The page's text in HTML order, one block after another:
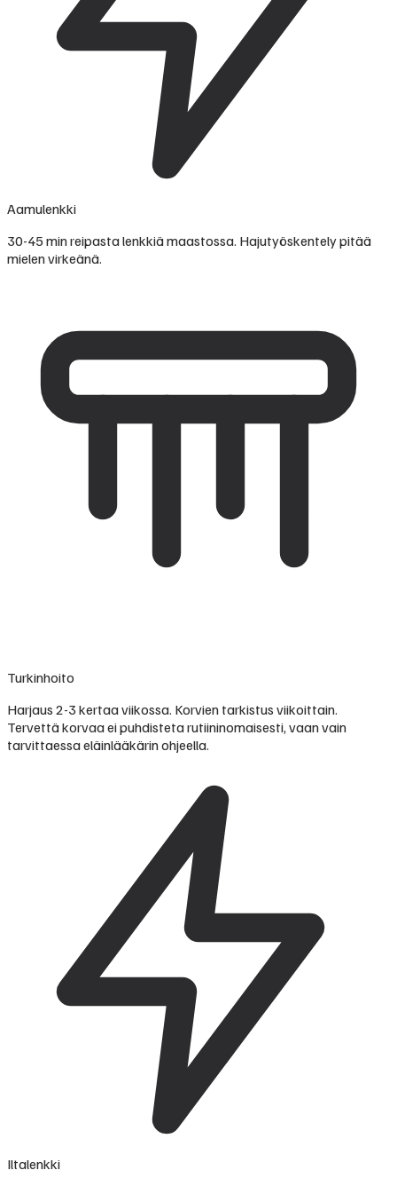
Aamulenkki
30-45 min reipasta lenkkiä maastossa. Hajutyöskentely pitää
mielen virkeänä.
Turkinhoito
Harjaus 2-3 kertaa viikossa. Korvien tarkistus viikoittain.
Tervettä korvaa ei puhdisteta rutiininomaisesti, vaan vain
tarvittaessa eläinlääkärin ohjeella.
Iltalenkki